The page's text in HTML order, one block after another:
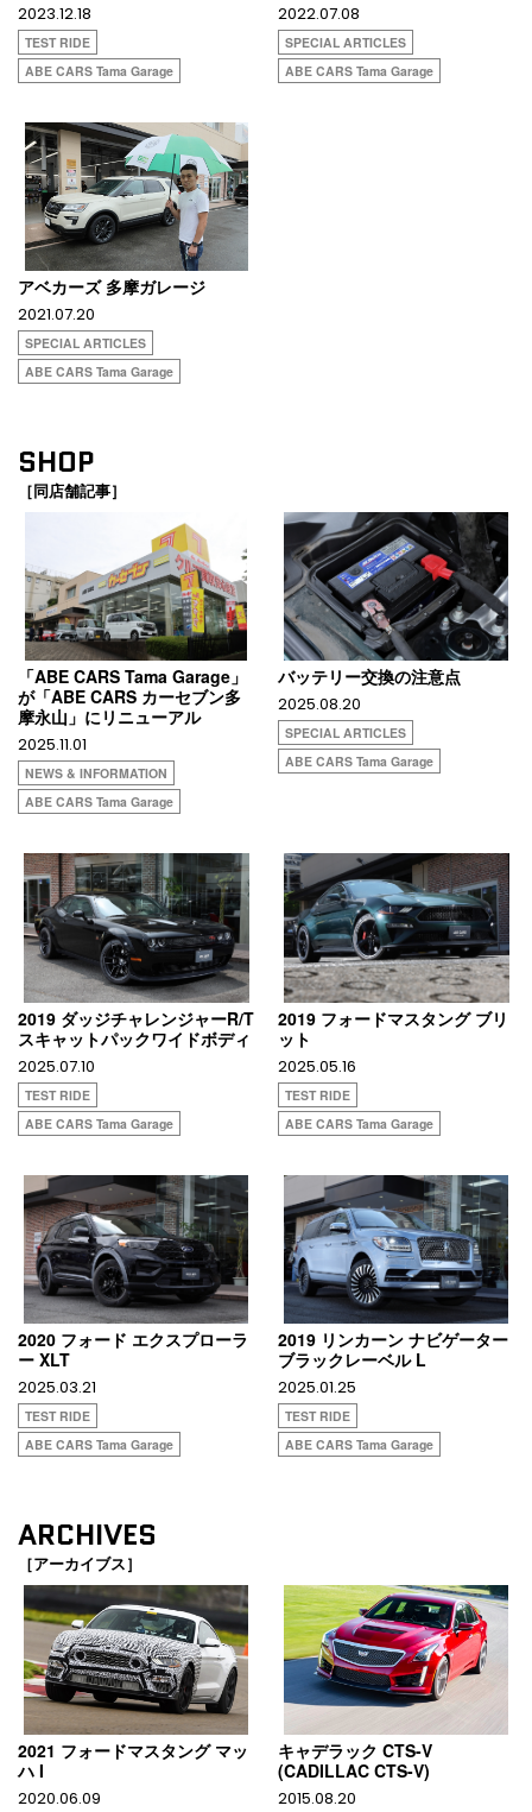
2023.12.18
TEST RIDE
ABE CARS Tama Garage
2022.07.08
SPECIAL ARTICLES
ABE CARS Tama Garage
アベカーズ 多摩ガレージ
2021.07.20
SPECIAL ARTICLES
ABE CARS Tama Garage
SHOP
［同店舗記事］
「ABE CARS Tama Garage」
が「ABE CARS カーセブン多
摩永山」にリニューアル
2025.11.01
NEWS & INFORMATION
ABE CARS Tama Garage
バッテリー交換の注意点
2025.08.20
SPECIAL ARTICLES
ABE CARS Tama Garage
2019 ダッジチャレンジャーR/T
スキャットパックワイドボディ
2025.07.10
TEST RIDE
ABE CARS Tama Garage
2019 フォードマスタング ブリ
ット
2025.05.16
TEST RIDE
ABE CARS Tama Garage
2020 フォード エクスプローラ
ー XLT
2025.03.21
TEST RIDE
ABE CARS Tama Garage
2019 リンカーン ナビゲーター
ブラックレーベル L
2025.01.25
TEST RIDE
ABE CARS Tama Garage
ARCHIVES
［アーカイブス］
2021 フォードマスタング マッ
ハ I
2020.06.09
キャデラック CTS-V
(CADILLAC CTS-V)
2015.08.20